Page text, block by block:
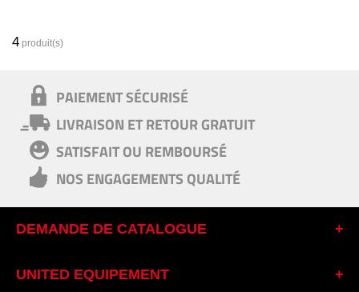
4 produit(s)
PAIEMENT SÉCURISÉ
LIVRAISON ET RETOUR GRATUIT
SATISFAIT OU REMBOURSÉ
NOS ENGAGEMENTS QUALITÉ
DEMANDE DE CATALOGUE
UNITED EQUIPEMENT